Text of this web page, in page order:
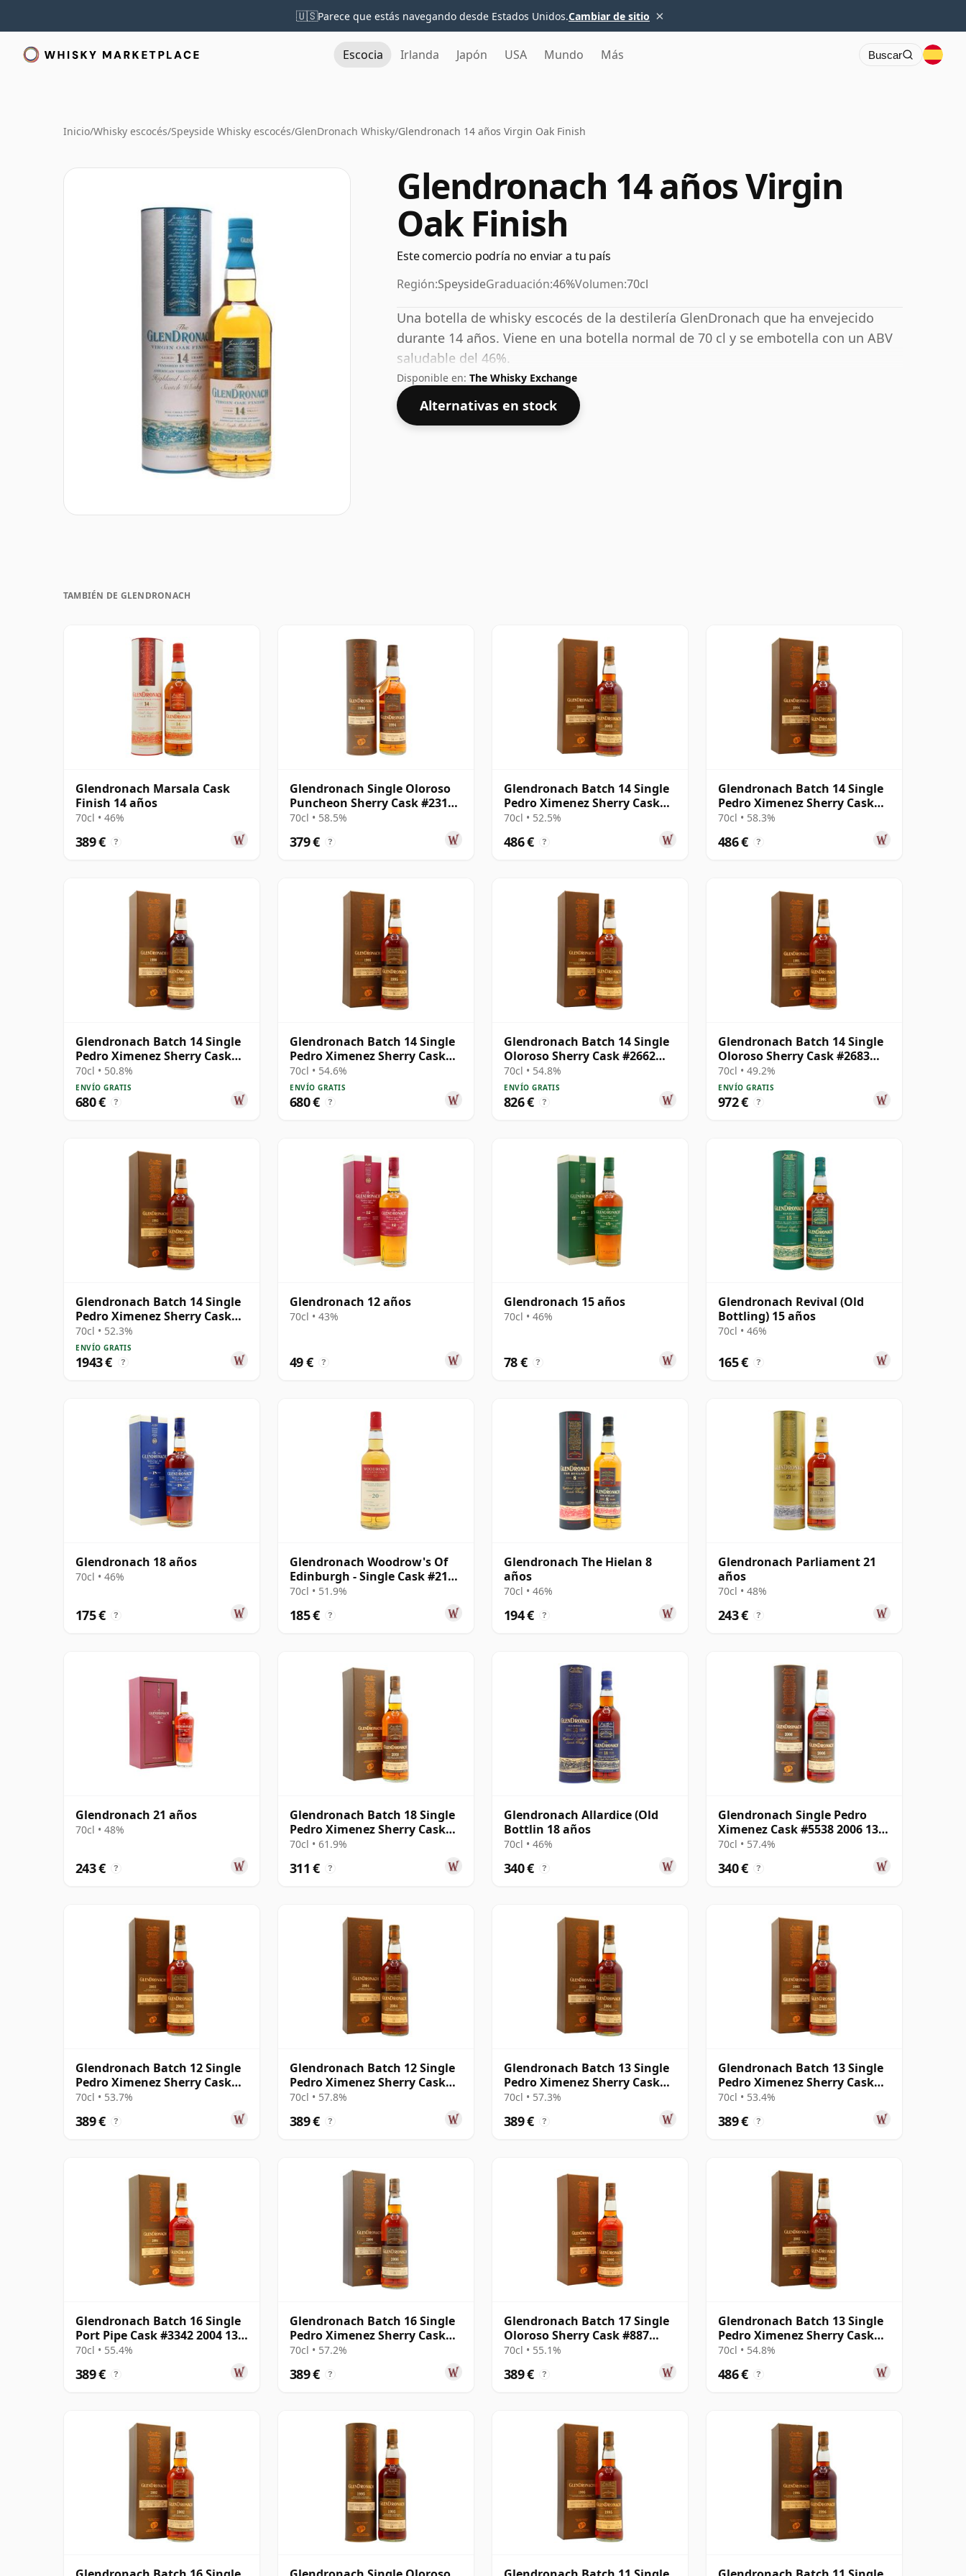
🇺🇸Parece que estás navegando desde Estados Unidos.Cambiar de sitio ×
Escocia Irlanda Japón USA Mundo Más Buscar
Inicio/Whisky escocés/Speyside Whisky escocés/GlenDronach Whisky/Glendronach 14 años Virgin Oak Finish
Glendronach 14 años Virgin
Oak Finish
Este comercio podría no enviar a tu país
Región:SpeysideGraduación:46%Volumen:70cl
Una botella de whisky escocés de la destilería GlenDronach que ha envejecido
durante 14 años. Viene en una botella normal de 70 cl y se embotella con un ABV
saludable del 46%.
Disponible en: The Whisky Exchange
Alternativas en stock
TAMBIÉN DE GLENDRONACH
Glendronach Marsala Cask
Finish 14 años
70cl • 46%
389 € ?
Glendronach Single Oloroso
Puncheon Sherry Cask #2311
1994 14 años
70cl • 58.5%
379 € ?
Glendronach Batch 14 Single
Pedro Ximenez Sherry Cask
#4034 2003 13 años
70cl • 52.5%
486 € ?
Glendronach Batch 14 Single
Pedro Ximenez Sherry Cask
#5523 2004 12 años
70cl • 58.3%
486 € ?
Glendronach Batch 14 Single
Pedro Ximenez Sherry Cask
#2973 1990 26 años
70cl • 50.8%
ENVÍO GRATIS
680 € ?
Glendronach Batch 14 Single
Pedro Ximenez Sherry Cask
#543 1995 20 años
70cl • 54.6%
ENVÍO GRATIS
680 € ?
Glendronach Batch 14 Single
Oloroso Sherry Cask #2662
1989 26 años
70cl • 54.8%
ENVÍO GRATIS
826 € ?
Glendronach Batch 14 Single
Oloroso Sherry Cask #2683
1991 24 años
70cl • 49.2%
ENVÍO GRATIS
972 € ?
Glendronach Batch 14 Single
Pedro Ximenez Sherry Cask
#1037 1985 30 años
70cl • 52.3%
ENVÍO GRATIS
1943 € ?
Glendronach 12 años
70cl • 43%
49 € ?
Glendronach 15 años
70cl • 46%
78 € ?
Glendronach Revival (Old
Bottling) 15 años
70cl • 46%
165 € ?
Glendronach 18 años
70cl • 46%
175 € ?
Glendronach Woodrow's Of
Edinburgh - Single Cask #2107
2006 20 años
70cl • 51.9%
185 € ?
Glendronach The Hielan 8
años
70cl • 46%
194 € ?
Glendronach Parliament 21
años
70cl • 48%
243 € ?
Glendronach 21 años
70cl • 48%
243 € ?
Glendronach Batch 18 Single
Pedro Ximenez Sherry Cask
#2091 2009 10 años
70cl • 61.9%
311 € ?
Glendronach Allardice (Old
Bottlin 18 años
70cl • 46%
340 € ?
Glendronach Single Pedro
Ximenez Cask #5538 2006 13
años
70cl • 57.4%
340 € ?
Glendronach Batch 12 Single
Pedro Ximenez Sherry Cask
#934 2003 12 años
70cl • 53.7%
389 € ?
Glendronach Batch 12 Single
Pedro Ximenez Sherry Cask
#5524 2004 11 años
70cl • 57.8%
389 € ?
Glendronach Batch 13 Single
Pedro Ximenez Sherry Cask
#5521 2004 12 años
70cl • 57.3%
389 € ?
Glendronach Batch 13 Single
Pedro Ximenez Sherry Cask
#930 2003 12 años
70cl • 53.4%
389 € ?
Glendronach Batch 16 Single
Port Pipe Cask #3342 2004 13
años
70cl • 55.4%
389 € ?
Glendronach Batch 16 Single
Pedro Ximenez Sherry Cask
#1979 2006 11 años
70cl • 57.2%
389 € ?
Glendronach Batch 17 Single
Oloroso Sherry Cask #887
2005 13 años
70cl • 55.1%
389 € ?
Glendronach Batch 13 Single
Pedro Ximenez Sherry Cask
#4651 2002 13 años
70cl • 54.8%
486 € ?